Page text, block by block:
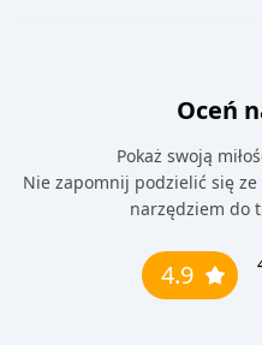
Oceń
Pokaż swoją
Nie zapomnij podzielić się
narzędziem do
4.9